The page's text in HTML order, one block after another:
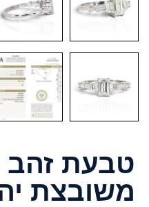
משובצת